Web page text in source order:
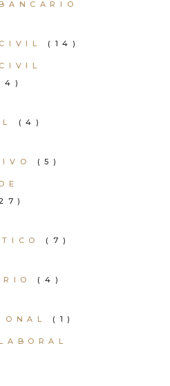
(14)
(4)
(5)
(7)
(4)
(1)